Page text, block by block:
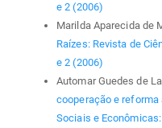
e 2 (2006)
Marilda Aparecida de
Raízes: Revista de
e 2 (2006)
Automar Guedes de
cooperação e reforma
Sociais e